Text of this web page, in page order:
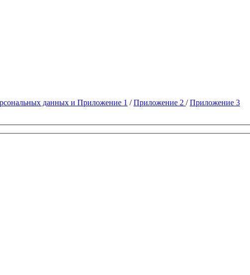
данных и Приложение 1 /Приложение 2 /Приложение 3